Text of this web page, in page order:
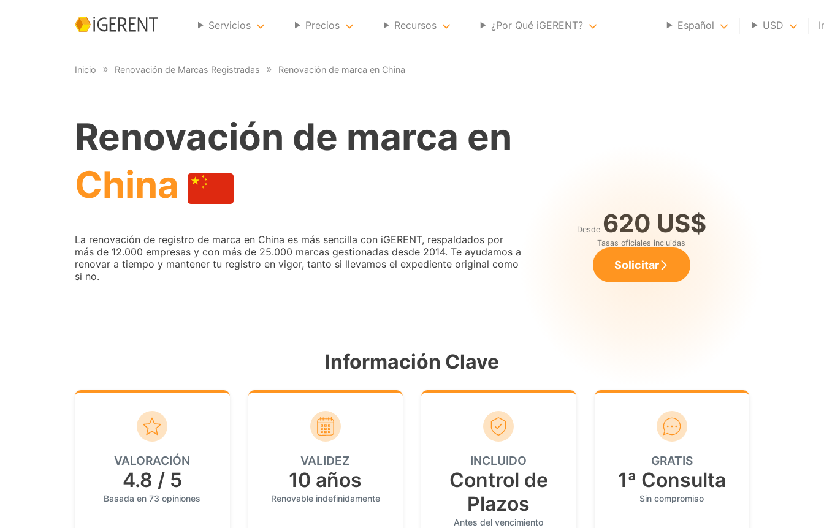
Servicios Precios Recursos ¿Por Qué iGERENT? Español USD
Inicio Renovación de Marcas Registradas Renovación de marca en China
Renovación de marca en
China
La renovación de registro de marca en China es más sencilla con iGERENT, respaldados por
más de 12.000 empresas y con más de 25.000 marcas gestionadas desde 2014. Te ayudamos a
renovar a tiempo y mantener tu registro en vigor, tanto si llevamos el expediente original como
si no.
Desde 620 US$
Tasas oficiales incluidas
Solicitar
Información Clave
VALORACIÓN
4.8 / 5
Basada en 73 opiniones
VALIDEZ
10 años
Renovable indefinidamente
INCLUIDO
Control de
Plazos
Antes del vencimiento
GRATIS
1ª Consulta
Sin compromiso